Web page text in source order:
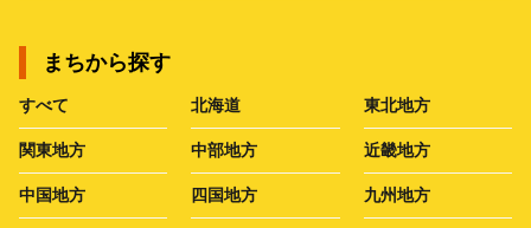
まちから探す
すべて 北海道 東北地方
関東地方 中部地方 近畿地方
中国地方 四国地方 九州地方